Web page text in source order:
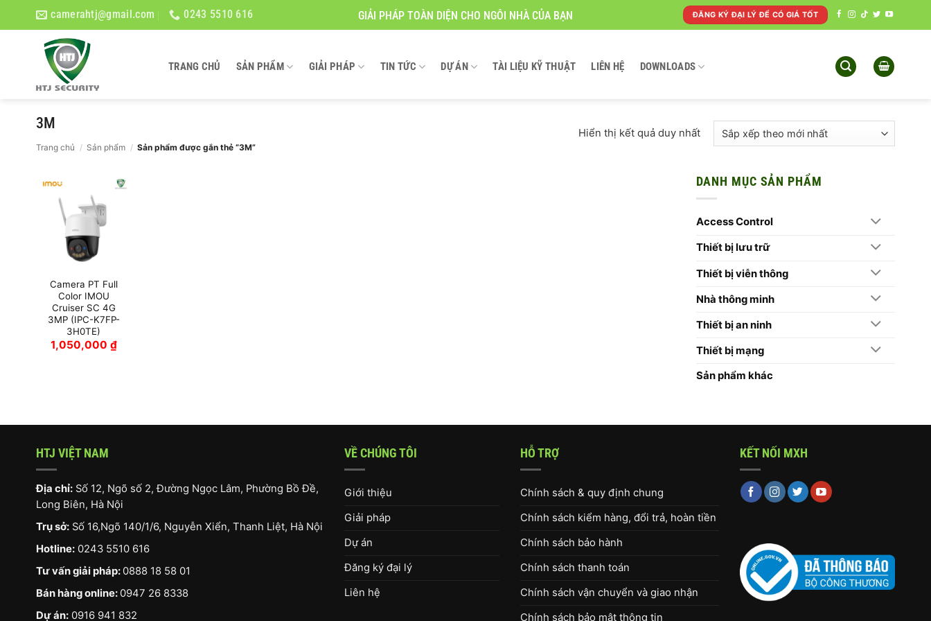
camerahtj@gmail.com 0243 5510 616 GIẢI PHÁP TOÀN DIỆN CHO NGÔI NHÀ CỦA BẠN ĐĂNG KÝ ĐẠI LÝ ĐỂ CÓ GIÁ TỐT
TRANG CHỦ SẢN PHẨM GIẢI PHÁP TIN TỨC DỰ ÁN TÀI LIỆU KỸ THUẬT LIÊN HỆ DOWNLOADS
3M
Trang chủ / Sản phẩm / Sản phẩm được gắn thẻ “3M”
Hiển thị kết quả duy nhất
Camera PT Full
Color IMOU
Cruiser SC 4G
3MP (IPC-K7FP-
3H0TE)
1,050,000 ₫
DANH MỤC SẢN PHẨM
Access Control
Thiết bị lưu trữ
Thiết bị viễn thông
Nhà thông minh
Thiết bị an ninh
Thiết bị mạng
Sản phẩm khác
HTJ VIỆT NAM
Địa chỉ: Số 12, Ngõ số 2, Đường Ngọc Lâm, Phường Bồ Đề,
Long Biên, Hà Nội
Trụ sở: Số 16,Ngõ 140/1/6, Nguyễn Xiển, Thanh Liệt, Hà Nội
Hotline: 0243 5510 616
Tư vấn giải pháp: 0888 18 58 01
Bán hàng online: 0947 26 8338
Dự án: 0916 941 832
VỀ CHÚNG TÔI
Giới thiệu
Giải pháp
Dự án
Đăng ký đại lý
Liên hệ
HỖ TRỢ
Chính sách & quy định chung
Chính sách kiểm hàng, đổi trả, hoàn tiền
Chính sách bảo hành
Chính sách thanh toán
Chính sách vận chuyển và giao nhận
Chính sách bảo mật thông tin
KẾT NỐI MXH